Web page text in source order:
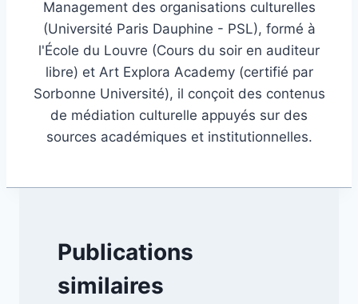
Management des organisations culturelles
(Université Paris Dauphine - PSL), formé à
l'École du Louvre (Cours du soir en auditeur
libre) et Art Explora Academy (certifié par
Sorbonne Université), il conçoit des contenus
de médiation culturelle appuyés sur des
sources académiques et institutionnelles.
Publications
similaires